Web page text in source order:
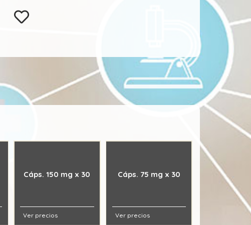
Cáps. 150 mg x 30
Ver precios
Cáps. 75 mg x 30
Ver precios